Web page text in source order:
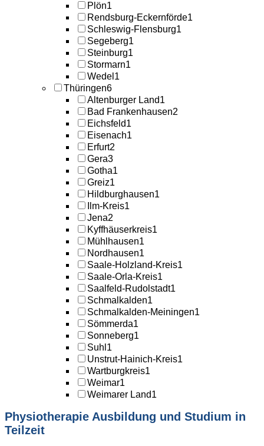
Plön1
Rendsburg-Eckernförde1
Schleswig-Flensburg1
Segeberg1
Steinburg1
Stormarn1
Wedel 1
Thüringen6
Altenburger Land1
Bad Frankenhausen2
Eichsfeld1
Eisenach1
Erfurt2
Gera3
Gotha1
Greiz1
Hildburghausen1
Ilm-Kreis1
Jena2
Kyffhäuserkreis1
Mühlhausen1
Nordhausen1
Saale-Holzland-Kreis1
Saale-Orla-Kreis1
Saalfeld-Rudolstadt1
Schmalkalden1
Schmalkalden-Meiningen1
Sömmerda1
Sonneberg1
Suhl 1
Unstrut-Hainich-Kreis1
Wartburgkreis1
Weimar1
Weimarer Land1
Physiotherapie Ausbildung und Studium in
Teilzeit